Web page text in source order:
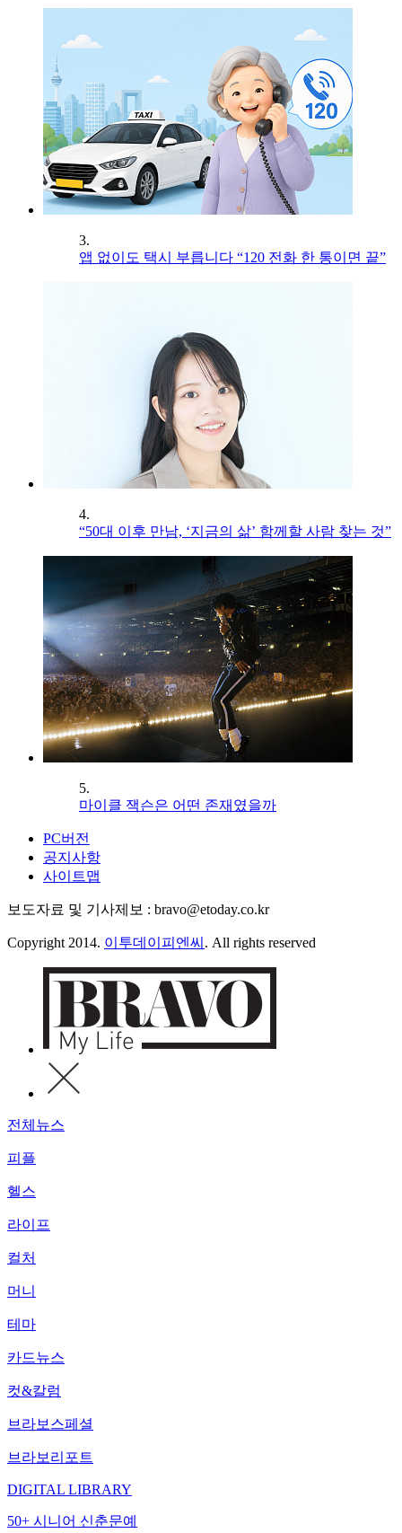
3.
앱 없이도 택시 부릅니다 “120 전화 한 통이면 끝”
4.
“50대 이후 만남, ‘지금의 삶’ 함께할 사람 찾는 것”
5.
마이클 잭슨은 어떤 존재였을까
PC버전
공지사항
사이트맵
보도자료 및 기사제보 : bravo@etoday.co.kr
Copyright 2014. 이투데이피엔씨 . All rights reserved
전체뉴스
피플
헬스
라이프
컬처
머니
테마
카드뉴스
컷&칼럼
브라보스페셜
브라보리포트
DIGITAL LIBRARY
50+ 시니어 신춘문예